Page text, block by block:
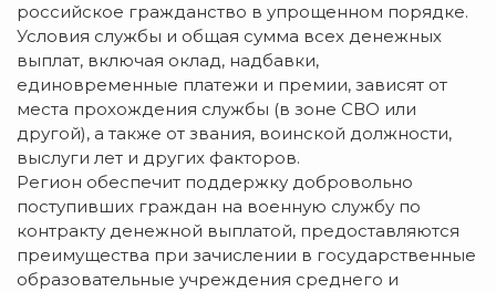
российское гражданство в упрощенном порядке.
Условия службы и общая сумма всех денежных
выплат, включая оклад, надбавки,
единовременные платежи и премии, зависят от
места прохождения службы (в зоне СВО или
другой), а также от звания, воинской должности,
выслуги лет и других факторов.
Регион обеспечит поддержку добровольно
поступивших граждан на военную службу по
контракту денежной выплатой, предоставляются
преимущества при зачислении в государственные
образовательные учреждения среднего и